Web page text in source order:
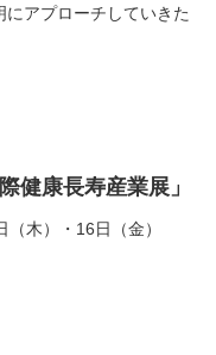
アプローチしていきた
健康長寿産業展」
木）・16日（金）